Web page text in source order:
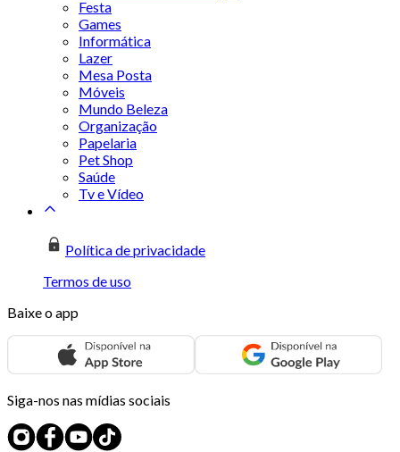
Festa
Games
Informática
Lazer
Mesa Posta
Móveis
Mundo Beleza
Organização
Papelaria
Pet Shop
Saúde
Tv e Vídeo
Política de privacidade
Termos de uso
Baixe o app
Siga-nos nas mídias sociais